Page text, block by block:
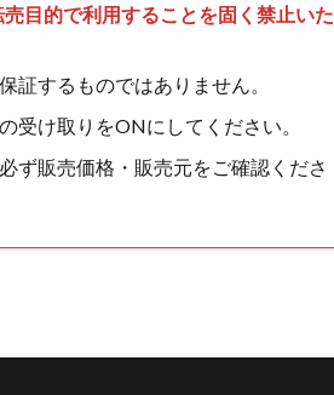
目的で利用することを固く禁止いた
証するものではありません。
受け取りをONにしてください。
ず販売価格・販売元をご確認くださ